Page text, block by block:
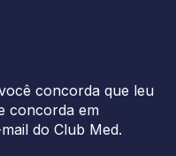
concorda que leu
concorda em
do Club Med.